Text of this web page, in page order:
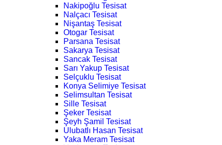
Nakipoğlu Tesisat
Nalçacı Tesisat
Nişantaş Tesisat
Otogar Tesisat
Parsana Tesisat
Sakarya Tesisat
Sancak Tesisat
Sarı Yakup Tesisat
Selçuklu Tesisat
Konya Selimiye Tesisat
Selimsultan Tesisat
Sille Tesisat
Şeker Tesisat
Şeyh Şamil Tesisat
Ulubatlı Hasan Tesisat
Yaka Meram Tesisat